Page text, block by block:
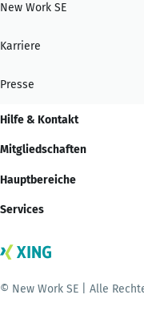
New Work SE
Karriere
Presse
Hilfe & Kontakt
Mitgliedschaften
Hauptbereiche
Services
© New Work SE | Alle